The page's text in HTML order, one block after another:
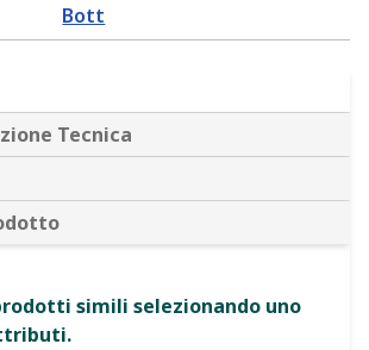
Bott
Tecnica
simili selezionando uno